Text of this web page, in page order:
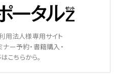
用法人様専用サイト
ー予約・書籍購入・
こちらから。